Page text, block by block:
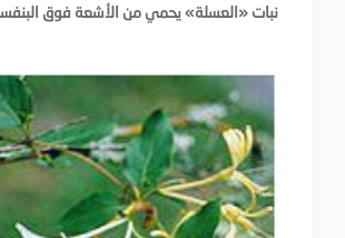
نبات «العسلة» يحمي من الأشعة فوق